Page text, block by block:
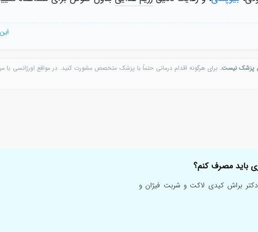
پزشک نیست. برای هرگونه اقدام درمانی حتماً با پزشک متخصص مشورت کنید. در مواقع اورژانسی با
هست و دکتر براش کیدی لاکت و شربت فیژان و